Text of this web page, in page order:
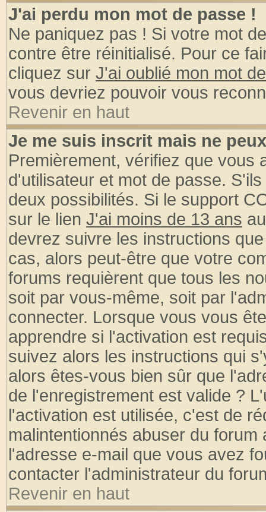
J'ai perdu mon mot de passe !
Ne paniquez pas ! Si votre mot
contre être réinitialisé. Pour ce
cliquez sur J'ai oublié mon mot
vous devriez pouvoir vous
Revenir en haut
Je me suis inscrit mais ne
Premièrement, vérifiez que vous
d'utilisateur et mot de passe.
deux possibilités. Si le support
sur le lien J'ai moins de 13 ans
devrez suivre les instructions
cas, alors peut-être que votre
forums requièrent que tous les
soit par vous-même, soit par
connecter. Lorsque vous vous
apprendre si l'activation est
suivez alors les instructions qui
alors êtes-vous bien sûr que
de l'enregistrement est valide ?
l'activation est utilisée, c'est de
malintentionnés abuser du
l'adresse e-mail que vous avez
contacter l'administrateur du
Revenir en haut